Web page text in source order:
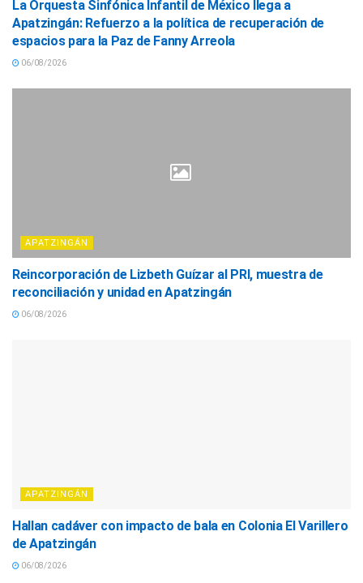
La Orquesta Sinfónica Infantil de México llega a
Apatzingán: Refuerzo a la política de recuperación de
espacios para la Paz de Fanny Arreola
06/08/2026
APATZINGÁN
Reincorporación de Lizbeth Guízar al PRI, muestra de
reconciliación y unidad en Apatzingán
06/08/2026
APATZINGÁN
Hallan cadáver con impacto de bala en Colonia El Varillero
de Apatzingán
06/08/2026